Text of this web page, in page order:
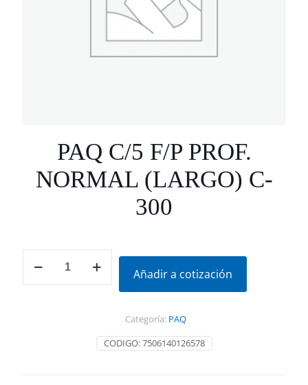
PAQ C/5 F/P PROF.
NORMAL (LARGO) C-
300
C/5
Añadir a cotización
CODIGO:7506140126578
Categoría: PAQ